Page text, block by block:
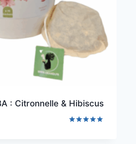
: Citronnelle & Hibiscus